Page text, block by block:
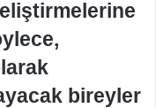
bireyler